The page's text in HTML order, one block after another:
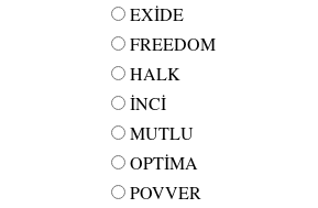
EXİDE
FREEDOM
HALK
İNCİ
MUTLU
OPTİMA
POVVER